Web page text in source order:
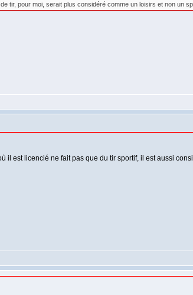
tir, pour moi, serait plus considéré comme un loisirs et non un
il est licencié ne fait pas que du tir sportif, il est aussi